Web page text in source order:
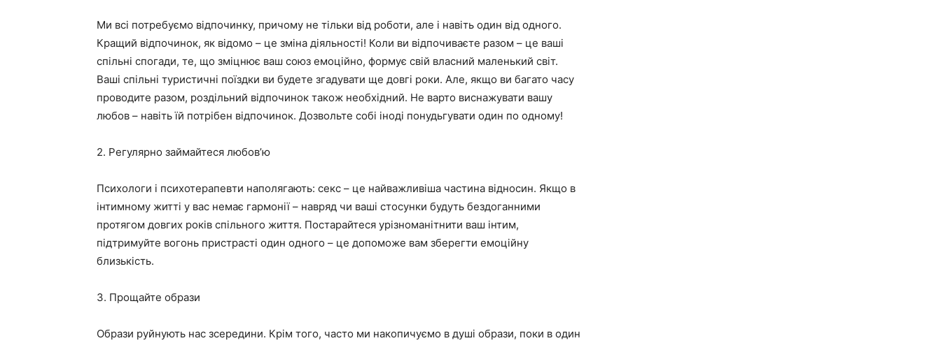
Ми всі потребуємо відпочинку, причому не тільки від роботи, але і навіть один від одного.
Кращий відпочинок, як відомо – це зміна діяльності! Коли ви відпочиваєте разом – це ваші
спільні спогади, те, що зміцнює ваш союз емоційно, формує свій власний маленький світ.
Ваші спільні туристичні поїздки ви будете згадувати ще довгі роки. Але, якщо ви багато часу
проводите разом, роздільний відпочинок також необхідний. Не варто виснажувати вашу
любов – навіть їй потрібен відпочинок. Дозвольте собі іноді понудьгувати один по одному!
2. Регулярно займайтеся любов’ю
Психологи і психотерапевти наполягають: секс – це найважливіша частина відносин. Якщо в
інтимному житті у вас немає гармонії – навряд чи ваші стосунки будуть бездоганними
протягом довгих років спільного життя. Постарайтеся урізноманітнити ваш інтим,
підтримуйте вогонь пристрасті один одного – це допоможе вам зберегти емоційну
близькість.
3. Прощайте образи
Образи руйнують нас зсередини. Крім того, часто ми накопичуємо в душі образи, поки в один